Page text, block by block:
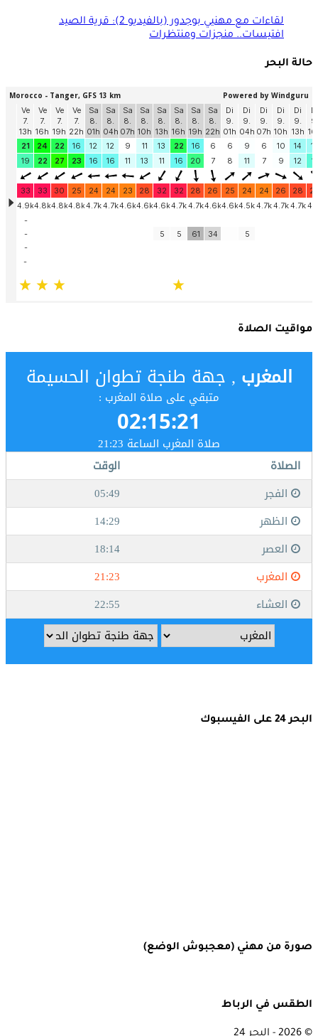
لقاءات مع مهنيي بوجدور (بالفيديو 2): قرية الصيد
افتيسات.. منجزات ومنتظرات
حالة البحر
مواقيت الصلاة
البحر 24 على الفيسبوك
صورة من مهني (معجبوش الوضع)
الطقس في الرباط
© 2026 - البحر 24